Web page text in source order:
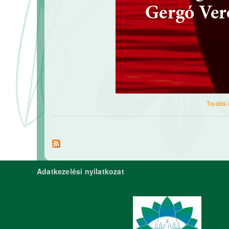
További
Adatkezelési nyilatkozat